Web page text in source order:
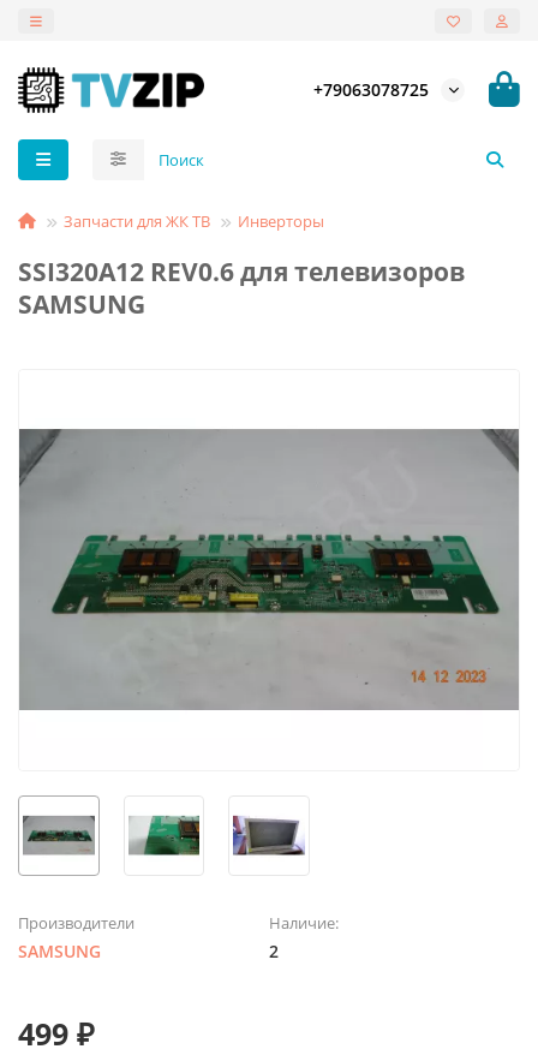
+79063078725
Запчасти для ЖК ТВ Инверторы
SSI320A12 REV0.6 для телевизоров
SAMSUNG
Производители
SAMSUNG
Наличие:
2
499 ₽